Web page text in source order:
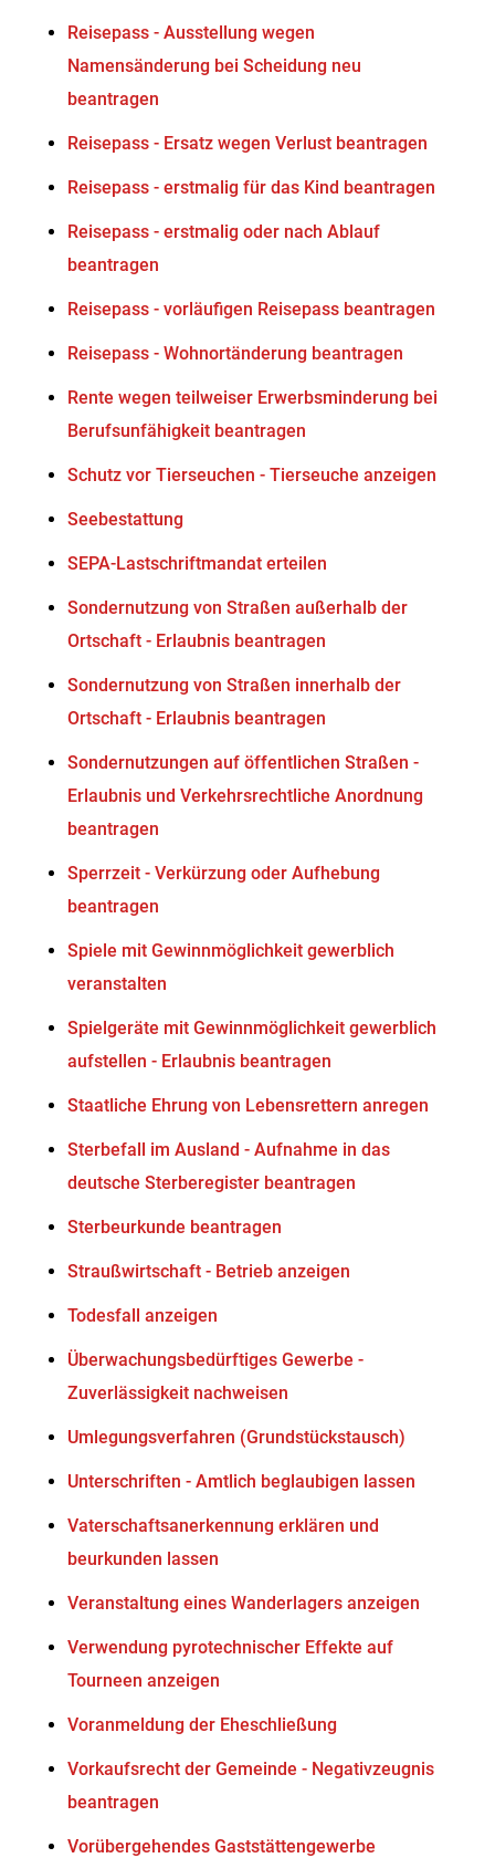
Reisepass - Ausstellung wegen
Namensänderung bei Scheidung neu
beantragen
Reisepass - Ersatz wegen Verlust beantragen
Reisepass - erstmalig für das Kind beantragen
Reisepass - erstmalig oder nach Ablauf
beantragen
Reisepass - vorläufigen Reisepass beantragen
Reisepass - Wohnortänderung beantragen
Rente wegen teilweiser Erwerbsminderung bei
Berufsunfähigkeit beantragen
Schutz vor Tierseuchen - Tierseuche anzeigen
Seebestattung
SEPA-Lastschriftmandat erteilen
Sondernutzung von Straßen außerhalb der
Ortschaft - Erlaubnis beantragen
Sondernutzung von Straßen innerhalb der
Ortschaft - Erlaubnis beantragen
Sondernutzungen auf öffentlichen Straßen -
Erlaubnis und Verkehrsrechtliche Anordnung
beantragen
Sperrzeit - Verkürzung oder Aufhebung
beantragen
Spiele mit Gewinnmöglichkeit gewerblich
veranstalten
Spielgeräte mit Gewinnmöglichkeit gewerblich
aufstellen - Erlaubnis beantragen
Staatliche Ehrung von Lebensrettern anregen
Sterbefall im Ausland - Aufnahme in das
deutsche Sterberegister beantragen
Sterbeurkunde beantragen
Straußwirtschaft - Betrieb anzeigen
Todesfall anzeigen
Überwachungsbedürftiges Gewerbe -
Zuverlässigkeit nachweisen
Umlegungsverfahren (Grundstückstausch)
Unterschriften - Amtlich beglaubigen lassen
Vaterschaftsanerkennung erklären und
beurkunden lassen
Veranstaltung eines Wanderlagers anzeigen
Verwendung pyrotechnischer Effekte auf
Tourneen anzeigen
Voranmeldung der Eheschließung
Vorkaufsrecht der Gemeinde - Negativzeugnis
beantragen
Vorübergehendes Gaststättengewerbe